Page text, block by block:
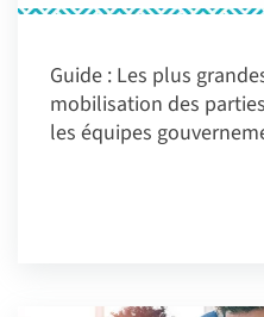
Guide : Les plus
mobilisation des
les équipes